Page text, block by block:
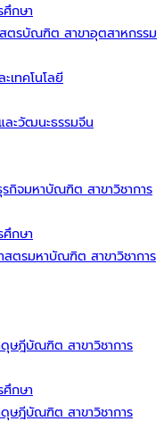
กษา
ตรบัณฑิต สาขาอุตสาหกรรม
เทคโนโลยี
ละวัฒนะธรรมจีน
กิจมหาบัณฑิต สาขาวิชาการ
กษา
ตรมหาบัณฑิต สาขาวิชาการ
ษฎีบัณฑิต สาขาวิชาการ
กษา
ษฎีบัณฑิต สาขาวิชาการ